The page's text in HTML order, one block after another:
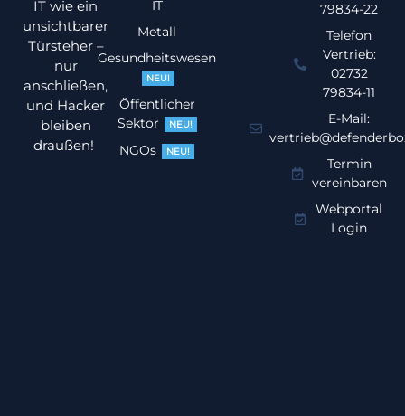
IT wie ein
unsichtbarer
Türsteher –
nur
anschließen,
und Hacker
bleiben
draußen!
IT
Metall
Gesundheitswesen
NEU!
Öffentlicher
Sektor
NEU!
NGOs NEU!
79834-22
Telefon
Vertrieb:
02732
79834-11
E-Mail:
Termin
vereinbaren
Webportal
Login